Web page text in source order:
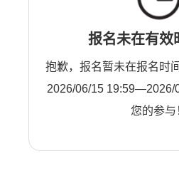
报名未在有效
抱歉，报名暂未在报名时
2026/06/15 19:59—2026/
您的参与